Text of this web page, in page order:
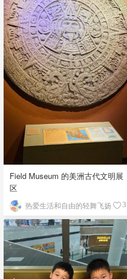
Field Museum 的美洲古代文明展
区
热爱生活和自由的轻舞飞扬 3